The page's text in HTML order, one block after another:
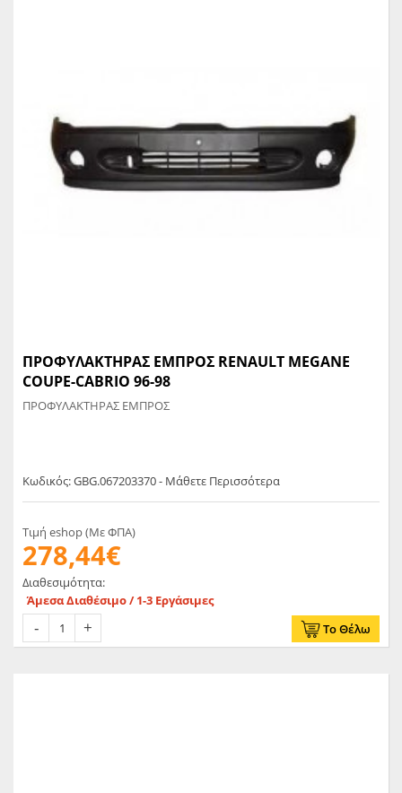
ΠΡΟΦΥΛΑΚΤΗΡΑΣ ΕΜΠΡΟΣ RENAULT MEGANE
COUPE-CABRIO 96-98
ΠΡΟΦΥΛΑΚΤΗΡΑΣ ΕΜΠΡΟΣ
Κωδικός: GBG.067203370 - Μάθετε Περισσότερα
Τιμή eshop (Με ΦΠΑ)
278,44€
Διαθεσιμότητα:
Άμεσα Διαθέσιμο / 1-3 Εργάσιμες
Το Θέλω